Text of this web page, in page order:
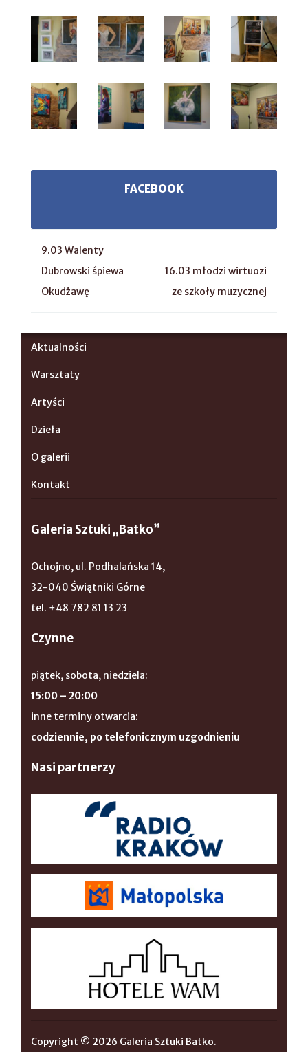
FACEBOOK
9.03 Walenty
Dubrowski śpiewa
Okudżawę
16.03 młodzi wirtuozi
ze szkoły muzycznej
Aktualności
Warsztaty
Artyści
Dzieła
O galerii
Kontakt
Galeria Sztuki „Batko”
Ochojno, ul. Podhalańska 14,
32-040 Świątniki Górne
tel. +48 782 81 13 23
Czynne
piątek, sobota, niedziela:
15:00 – 20:00
inne terminy otwarcia:
codziennie, po telefonicznym uzgodnieniu
Nasi partnerzy
Copyright © 2026 Galeria Sztuki Batko.